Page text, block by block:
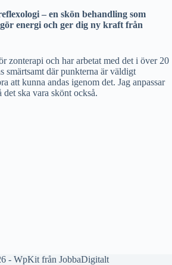
– en skön behandling som
energi och ger dig ny kraft från
zonterapi och har arbetat med det i över 20
smärtsamt där punkterna är väldigt
att kunna andas igenom det. Jag anpassar
ska vara skönt också.
- WpKit från JobbaDigitalt